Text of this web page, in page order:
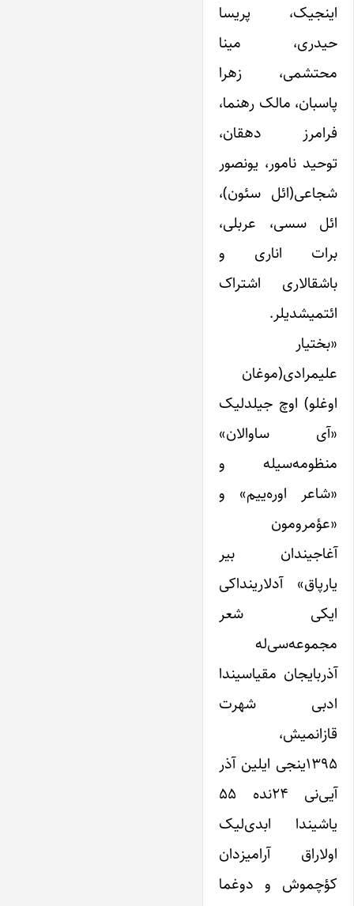
اینجیک، پریسا
حیدری، مینا
محتشمی، زهرا
پاسبان، مالک رهنما،
فرامرز دهقان،
توحید نامور، یونصور
شجاعی(ائل سئون)،
ائل سسی، عربلی،
برات اناری و
باشقالاری اشتراک
ائتمیشدیلر.
«بختیار
علیمرادی(موغان
اوغلو) اوچ جیلدلیک
«آی ساوالان»
منظومه‌سیله و
«شاعر اوره‌ییم» و
«عؤمرومون
آغاجیندان بیر
یارپاق» آد‌لارینداکی
ایکی شعر
مجموعه‌سی‌له
آذربایجان مقیاسیندا
ادبی شهرت
قازانمیش،
۱۳۹۵ینجی ایلین آذر
آیی‌نی ۲۴نده ۵۵
یاشیندا ابدی‌لیک
اولاراق آرامیزدان
کؤچموش و دوغما